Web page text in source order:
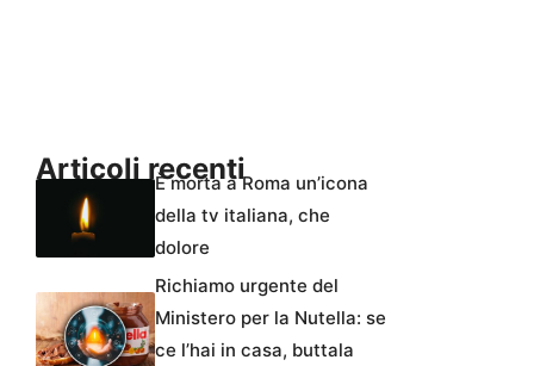
Articoli recentiÈ morta a Roma un’icona
della tv italiana, che
dolore
Richiamo urgente del
Ministero per la Nutella: se
ce l’hai in casa, buttala